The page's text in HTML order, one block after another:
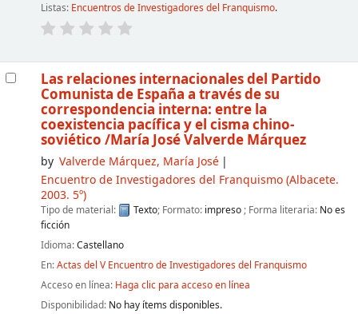
Listas: Encuentros de Investigadores del Franquismo.
Las relaciones internacionales del Partido
Comunista de España a través de su
correspondencia interna: entre la
coexistencia pacífica y el cisma chino-
soviético /María José Valverde Márquez
by Valverde Márquez, María José
Encuentro de Investigadores del Franquismo(Albacete.
2003. 5º)
Tipo de material: Texto; Formato: impreso ; Forma literaria: No es
ficción
Idioma:Castellano
En:Actas del V Encuentro de Investigadores del Franquismo
Acceso en línea: Haga clic para acceso en línea
Disponibilidad: No hay ítems disponibles.